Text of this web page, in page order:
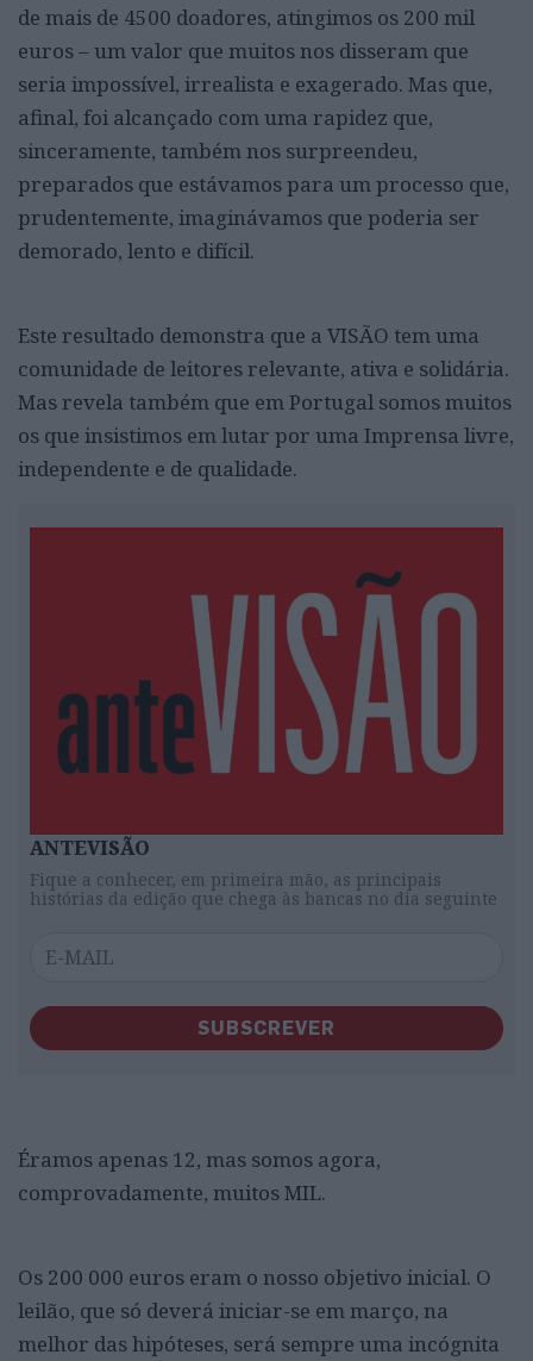
de mais de 4500 doadores, atingimos os 200 mil
euros – um valor que muitos nos disseram que
seria impossível, irrealista e exagerado. Mas que,
afinal, foi alcançado com uma rapidez que,
sinceramente, também nos surpreendeu,
preparados que estávamos para um processo que,
prudentemente, imaginávamos que poderia ser
demorado, lento e difícil.
Este resultado demonstra que a VISÃO tem uma
comunidade de leitores relevante, ativa e solidária.
Mas revela também que em Portugal somos muitos
os que insistimos em lutar por uma Imprensa livre,
independente e de qualidade.
ANTEVISÃO
Fique a conhecer, em primeira mão, as principais
histórias da edição que chega às bancas no dia seguinte
SUBSCREVER
Éramos apenas 12, mas somos agora,
comprovadamente, muitos MIL.
Os 200 000 euros eram o nosso objetivo inicial. O
leilão, que só deverá iniciar-se em março, na
melhor das hipóteses, será sempre uma incógnita